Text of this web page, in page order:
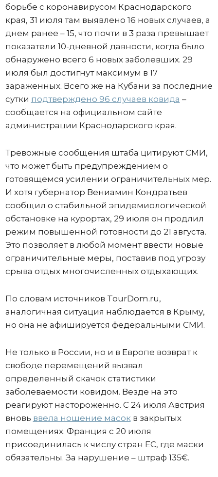
борьбе с коронавирусом Краснодарского
края, 31 июля там выявлено 16 новых случаев, а
днем ранее – 15, что почти в 3 раза превышает
показатели 10-дневной давности, когда было
обнаружено всего 6 новых заболевших. 29
июля был достигнут максимум в 17
зараженных. Всего же на Кубани за последние
сутки подтверждено 96 случаев ковида –
сообщается на официальном сайте
администрации Краснодарского края.
Тревожные сообщения штаба цитируют СМИ,
что может быть предупреждением о
готовящемся усилении ограничительных мер.
И хотя губернатор Вениамин Кондратьев
сообщил о стабильной эпидемиологической
обстановке на курортах, 29 июля он продлил
режим повышенной готовности до 21 августа.
Это позволяет в любой момент ввести новые
ограничительные меры, поставив под угрозу
срыва отдых многочисленных отдыхающих.
По словам источников TourDom.ru,
аналогичная ситуация наблюдается в Крыму,
но она не афишируется федеральными СМИ.
Не только в России, но и в Европе возврат к
свободе перемещений вызвал
определенный скачок статистики
заболеваемости ковидом. Везде на это
реагируют настороженно. С 24 июля Австрия
вновь ввела ношение масокв закрытых
помещениях. Франция с 20 июля
присоединилась к числу стран ЕС, где маски
обязательны. За нарушение – штраф 135€.